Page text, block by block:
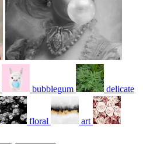
bubblegum delicate
floral
art